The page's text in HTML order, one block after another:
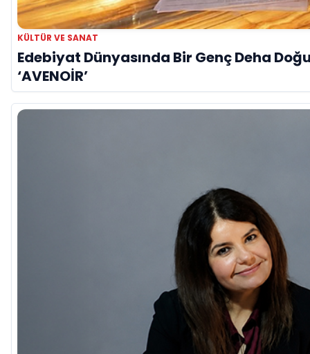
KÜLTÜR VE SANAT
Edebiyat Dünyasında Bir Genç Deha
‘AVENOİR’